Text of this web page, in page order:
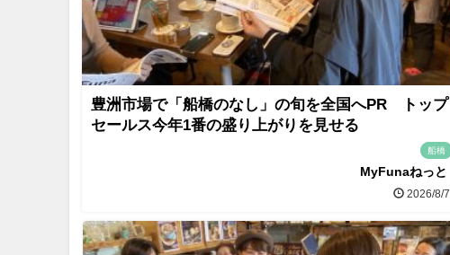
豊洲市場で「船橋のなし」の旬を全国へPR トップ
セールス今年1番の盛り上がりを見せる
船橋
MyFunaねっと
2026/8/7